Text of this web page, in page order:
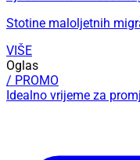
Stotine maloljetnih
VIŠE
Oglas
/ PROMO
Idealno vrijeme za